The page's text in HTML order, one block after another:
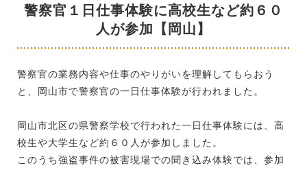
警察官１日仕事体験に高校生など約６０
人が参加【岡山】
警察官の業務内容や仕事のやりがいを理解してもらおう
と、岡山市で警察官の一日仕事体験が行われました。
岡山市北区の県警察学校で行われた一日仕事体験には、高
校生や大学生など約６０人が参加しました。
このうち強盗事件の被害現場での聞き込み体験では、参加